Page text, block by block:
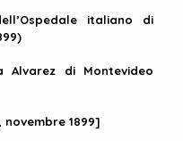
italiano di
Alvarez di Montevideo
1899]